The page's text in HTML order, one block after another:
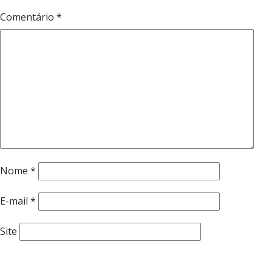
Comentário *
Nome *
E-mail *
Site